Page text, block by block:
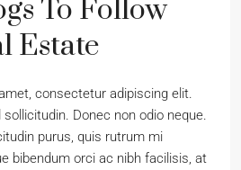
To Follow
Estate
consectetur adipiscing elit.
Donec non odio neque.
purus, quis rutrum mi
bibendum orci ac nibh facilisis, at